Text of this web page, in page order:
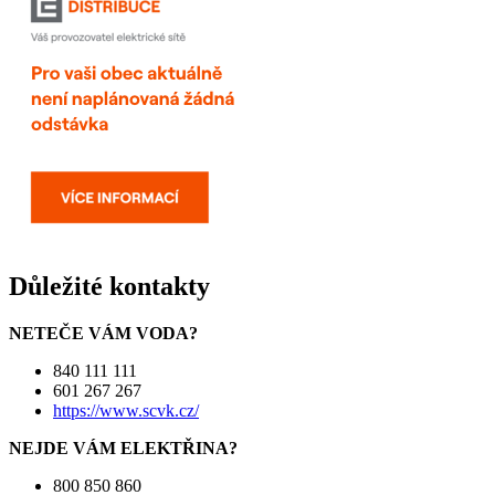
Důležité kontakty
NETEČE VÁM VODA?
840 111 111
601 267 267
https://www.scvk.cz/
NEJDE VÁM ELEKTŘINA?
800 850 860